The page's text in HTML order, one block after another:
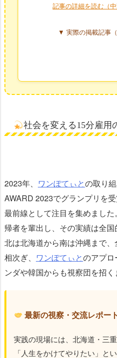
記事の詳細を読む（中
▼ 実際の掲載記事（
社会を変える15分雇用
2023年、 ワンぽてぃとの取り
AWARD 2023でグランプリを
最前線として注目を集めまし
帰者を輩出し、その実績は全国
北は北海道から南は沖縄まで
相次ぎ、 ワンぽてぃとのアプロ
ンダや韓国からも視察団を招く
最新の視察・交流レポート
実践の現場には、北海道・三
「人生をかけてやりたい」と